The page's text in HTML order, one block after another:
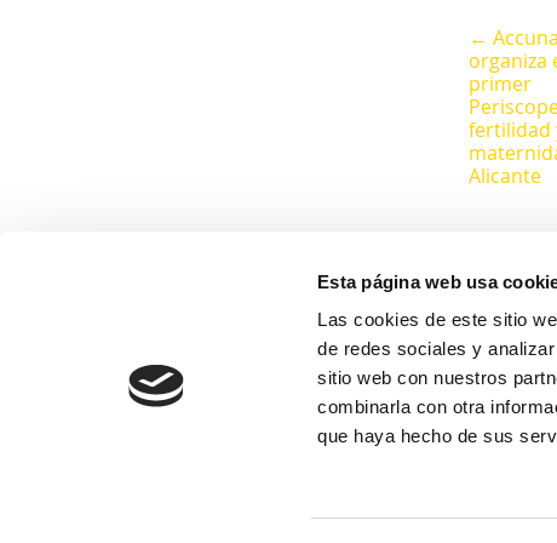
Esta página web usa
Las cookies de este sitio
de redes sociales y
sitio web con nuestros
combinarla con otra
que haya hecho de sus
← Accuna
organiza
primer
fertilidad
Alicante